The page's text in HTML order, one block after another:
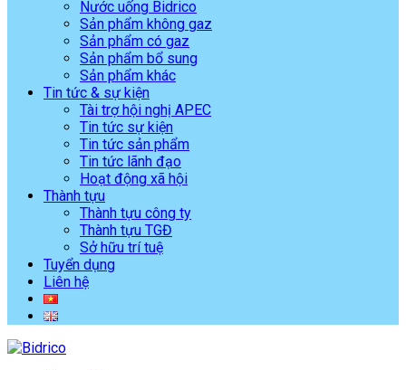
Nước uống Bidrico
Sản phẩm không gaz
Sản phẩm có gaz
Sản phẩm bổ sung
Sản phẩm khác
Tin tức & sự kiện
Tài trợ hội nghị APEC
Tin tức sự kiện
Tin tức sản phẩm
Tin tức lãnh đạo
Hoạt động xã hội
Thành tựu
Thành tựu công ty
Thành tựu TGĐ
Sở hữu trí tuệ
Tuyển dụng
Liên hệ